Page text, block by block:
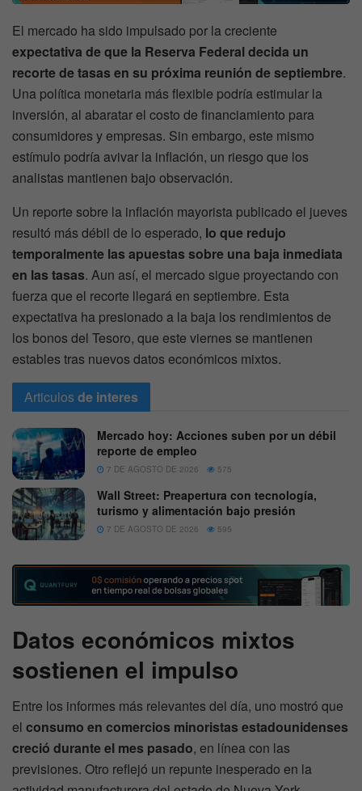
El mercado ha sido impulsado por la creciente
expectativa de que la Reserva Federal decida un
recorte de tasas en su próxima reunión de septiembre.
Una política monetaria más flexible podría estimular la
inversión, al abaratar el costo de financiamiento para
consumidores y empresas. Sin embargo, este mismo
estímulo podría avivar la inflación, un riesgo que los
analistas mantienen bajo observación.
Un reporte sobre la inflación mayorista publicado el jueves
resultó más débil de lo esperado, lo que redujo
temporalmente las apuestas sobre una baja inmediata
en las tasas. Aun así, el mercado sigue proyectando con
fuerza que el recorte llegará en septiembre. Esta
expectativa ha presionado a la baja los rendimientos de
los bonos del Tesoro, que este viernes se mantienen
estables tras nuevos datos económicos mixtos.
Articulosde interes
Mercado hoy: Acciones suben por un débil
reporte de empleo
7 DE AGOSTO DE 2026 575
Wall Street: Preapertura con tecnología,
turismo y alimentación bajo presión
7 DE AGOSTO DE 2026 595
Datos económicos mixtos
sostienen el impulso
Entre los informes más relevantes del día, uno mostró que
el consumo en comercios minoristas estadounidenses
creció durante el mes pasado, en línea con las
previsiones. Otro reflejó un repunte inesperado en la